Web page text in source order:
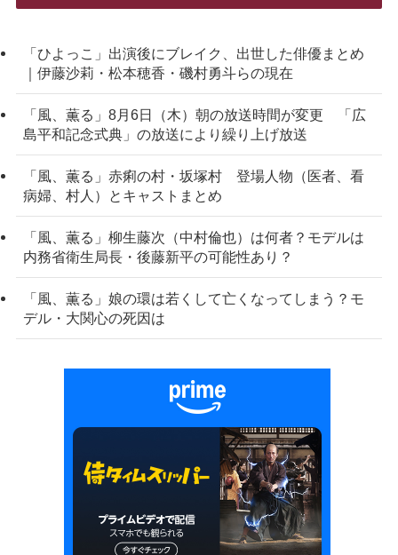
「ひよっこ」出演後にブレイク、出世した俳優まとめ
｜伊藤沙莉・松本穂香・磯村勇斗らの現在
「風、薫る」8月6日（木）朝の放送時間が変更 「広
島平和記念式典」の放送により繰り上げ放送
「風、薫る」赤痢の村・坂塚村 登場人物（医者、看
病婦、村人）とキャストまとめ
「風、薫る」柳生藤次（中村倫也）は何者？モデルは
内務省衛生局長・後藤新平の可能性あり？
「風、薫る」娘の環は若くして亡くなってしまう？モ
デル・大関心の死因は